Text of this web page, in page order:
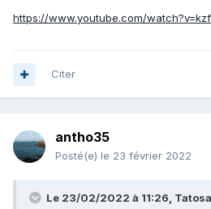
https://www.youtube.com/
Citer
antho35
Posté(e) le 23 février 2022
Le 23/02/2022 à 11:26,